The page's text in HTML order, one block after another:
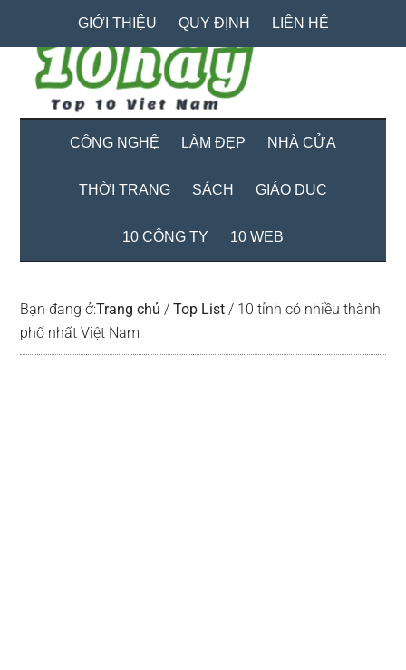
content
secondary
menu
primary
sidebar
GIỚI THIỆU QUY ĐỊNH LIÊN HỆ
CÔNG NGHỆ LÀM ĐẸP NHÀ CỬA
THỜI TRANG SÁCH GIÁO DỤC
10 CÔNG TY 10 WEB
Bạn đang ở:Trang chủ / Top List / 10 tỉnh có nhiều thành
phố nhất Việt Nam